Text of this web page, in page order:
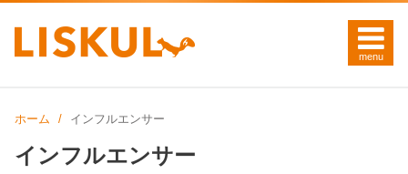
ホーム インフルエンサー
インフルエンサー